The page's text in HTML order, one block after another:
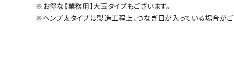
※お得な【業務用】大玉タイプもございます。
※ヘンプ太タイプは製造工程上、つなぎ目が入っている場合がご